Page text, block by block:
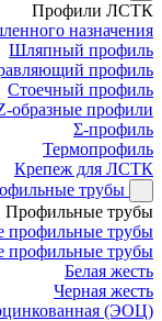
Профили ЛСТК
назначения
Шляпный профиль
профиль
Стоечный профиль
образные профили
Σ-профиль
Термопрофиль
Крепеж для ЛСТК
трубы
Профильные трубы
профильные трубы
профильные трубы
Белая жесть
Черная жесть
(ЭОЦ)